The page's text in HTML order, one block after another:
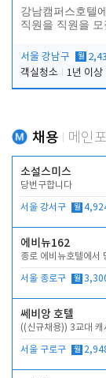
강남캠퍼스호텔
직원을 직원을
서울 강남구 월
객실청소
1년 이상
채용 메인
소설스미스
당번구합니다
서울 강서구 월
에비뉴162
종로 에비뉴호텔에서
서울 종로구 월
쎄비앙 호텔
((신규채용)) 3교대 캐
서울 구로구 월